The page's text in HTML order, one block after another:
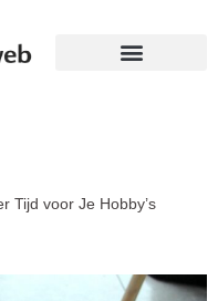
Tijd voor Je Hobby’s